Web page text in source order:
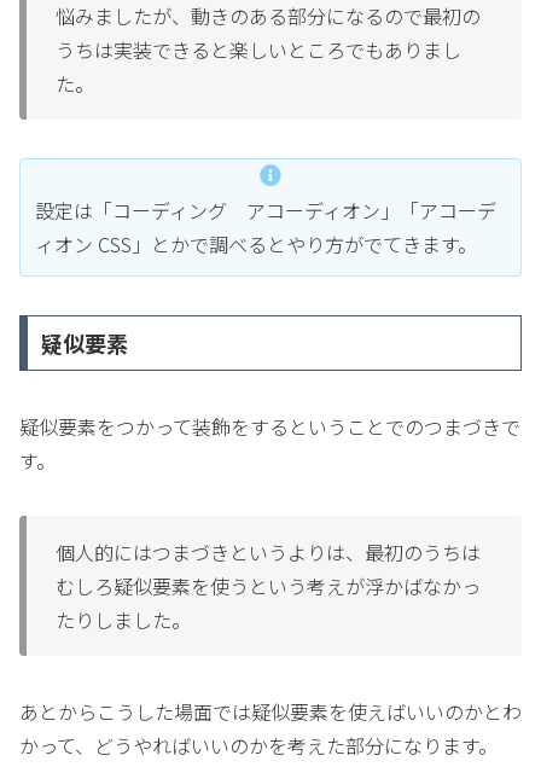
悩みましたが、動きのある部分になるので最初の
うちは実装できると楽しいところでもありまし
た。
設定は「コーディング アコーディオン」「アコーデ
ィオン CSS」とかで調べるとやり方がでてきます。
疑似要素
疑似要素をつかって装飾をするということでのつまづきで
す。
個人的にはつまづきというよりは、最初のうちは
むしろ疑似要素を使うという考えが浮かばなかっ
たりしました。
あとからこうした場面では疑似要素を使えばいいのかとわ
かって、どうやればいいのかを考えた部分になります。